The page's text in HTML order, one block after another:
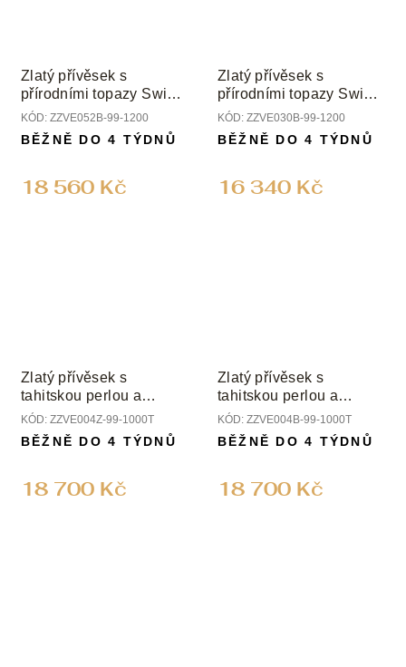
Zlatý přívěsek s
přírodními topazy Swiss
a diamanty
KÓD: ZZVE052B-99-1200
18 560 Kč
BĚŽNĚ DO 4 TÝDNŮ
Zlatý přívěsek s
přírodními topazy Swiss
a diamanty
KÓD: ZZVE030B-99-1200
16 340 Kč
BĚŽNĚ DO 4 TÝDNŮ
Zlatý přívěsek s
tahitskou perlou a
diamanty
KÓD: ZZVE004Z-99-1000T
18 700 Kč
BĚŽNĚ DO 4 TÝDNŮ
Zlatý přívěsek s
tahitskou perlou a
diamanty
KÓD: ZZVE004B-99-1000T
18 700 Kč
BĚŽNĚ DO 4 TÝDNŮ